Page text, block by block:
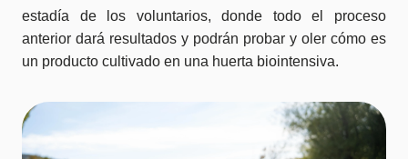
estadía de los voluntarios, donde todo el proceso
anterior dará resultados y podrán probar y oler cómo es
un producto cultivado en una huerta biointensiva.